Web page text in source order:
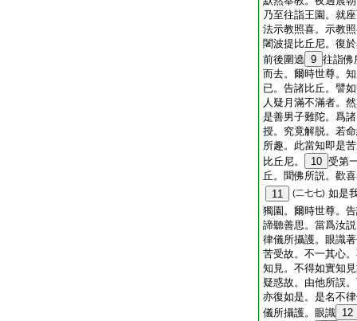
乃至往詣王園。就
法示教照喜。示教
闍波提比丘尼。復
前後圍遶 9 往詣佛
而去。爾時世尊。
已。告諸比丘。譬
人疑月滿不滿者。
是善男子難陀。爲
授。究竟解脱。若
所趣。此當知即是
比丘尼。
10 受第
丘。聞佛所説。歡
11
(二七七) 如是
獨園。爾時世尊。
諦聽善思。當爲汝
律儀所攝護。眼識
苦受故。不一其心
知見。不得如實知
疑惑故。由他所誤
亦復如是。是名不
儀所攝護。眼識 12